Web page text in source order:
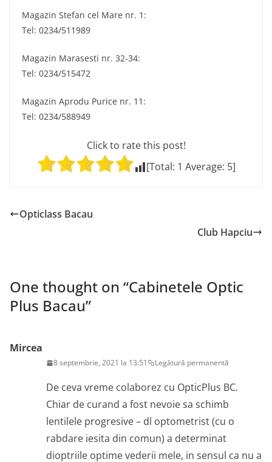
Magazin Stefan cel Mare nr. 1:
Tel: 0234/511989
Magazin Marasesti nr. 32-34:
Tel: 0234/515472
Magazin Aprodu Purice nr. 11:
Tel: 0234/588949
Click to rate this post!
[Total: 1 Average: 5]
Opticlass Bacau
Club Hapciu
One thought on “Cabinetele Optic
Plus Bacau”
Mircea
8 septembrie, 2021 la 13:51 Legătură permanentă
De ceva vreme colaborez cu OpticPlus BC.
Chiar de curand a fost nevoie sa schimb
lentilele progresive – dl optometrist (cu o
rabdare iesita din comun) a determinat
dioptriile optime vederii mele, in sensul ca nu a